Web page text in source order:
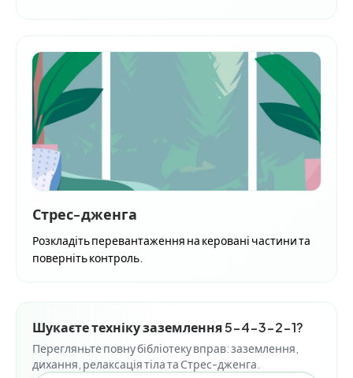
Стрес-дженга
Розкладіть перевантаження на керовані частини та
поверніть контроль.
Шукаєте техніку заземлення 5-4-3-2-1?
Перегляньте повну бібліотеку вправ: заземлення,
дихання, релаксація тіла та Стрес-дженга.